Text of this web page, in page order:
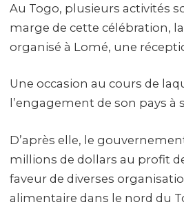
Au Togo, plusieurs activités
marge de cette célébration,
organisé à Lomé, une
Une occasion au cours de
l’engagement de son pays
D’après elle, le
millions de dollars au profit
faveur de diverses
alimentaire dans le nord du